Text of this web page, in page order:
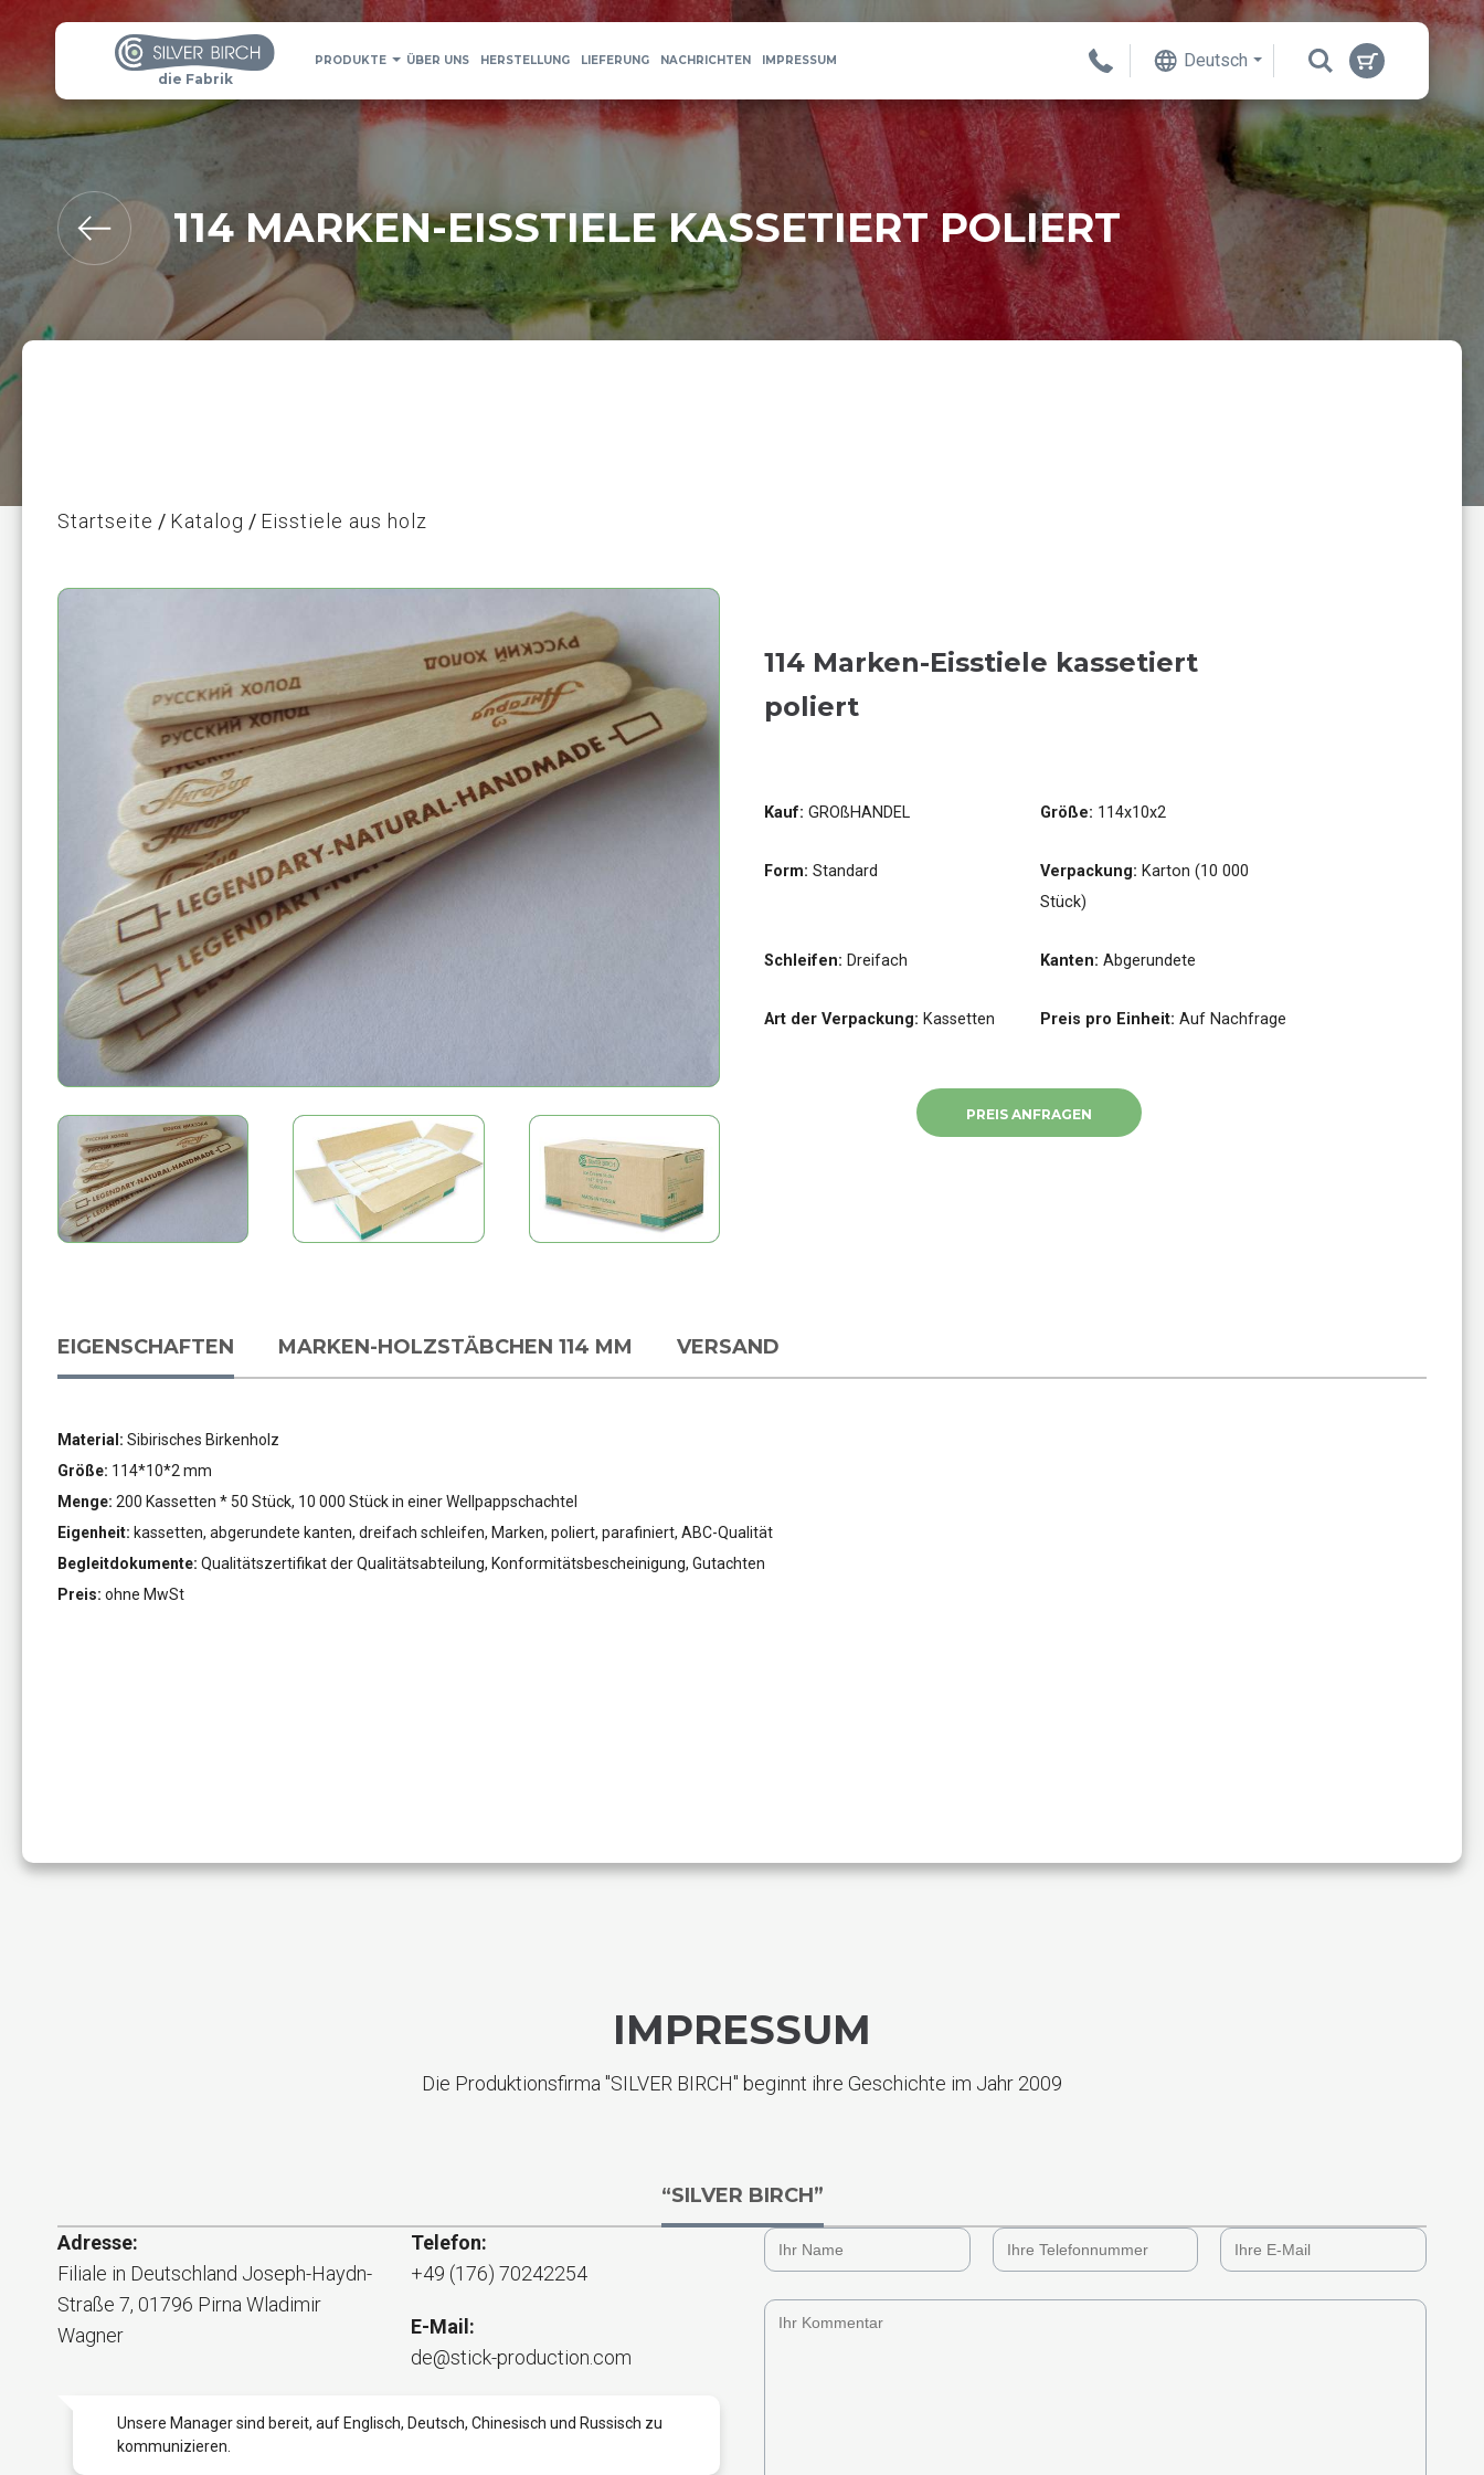
die Fabrik
PRODUKTE ÜBER UNS HERSTELLUNG LIEFERUNG NACHRICHTEN IMPRESSUM Deutsch
114 MARKEN-EISSTIELE KASSETIERT POLIERT
Startseite Katalog Eisstiele aus holz
114 Marken-Eisstiele kassetiert
poliert
Kauf: GROßHANDEL Größe: 114x10x2
Form: Standard Verpackung: Karton (10 000
Stück)
Schleifen: Dreifach Kanten: Abgerundete
Art der Verpackung: Kassetten Preis pro Einheit: Auf Nachfrage
PREIS ANFRAGEN
EIGENSCHAFTEN MARKEN-HOLZSTÄBCHEN 114 MM VERSAND
Material: Sibirisches Birkenholz
Größe: 114*10*2 mm
Menge: 200 Kassetten * 50 Stück, 10 000 Stück in einer Wellpappschachtel
Eigenheit: kassetten, abgerundete kanten, dreifach schleifen, Marken, poliert, parafiniert, ABC-Qualität
Begleitdokumente: Qualitätszertifikat der Qualitätsabteilung, Konformitätsbescheinigung, Gutachten
Preis: ohne MwSt
IMPRESSUM
Die Produktionsfirma "SILVER BIRCH" beginnt ihre Geschichte im Jahr 2009
“SILVER BIRCH”
Adresse:
Filiale in Deutschland Joseph-Haydn-
Straße 7, 01796 PirnaWladimir
Wagner
Telefon:
+49 (176) 70242254
E-Mail:
de@stick-production.com
Unsere Manager sind bereit, auf Englisch, Deutsch, Chinesisch und Russisch zu
kommunizieren.